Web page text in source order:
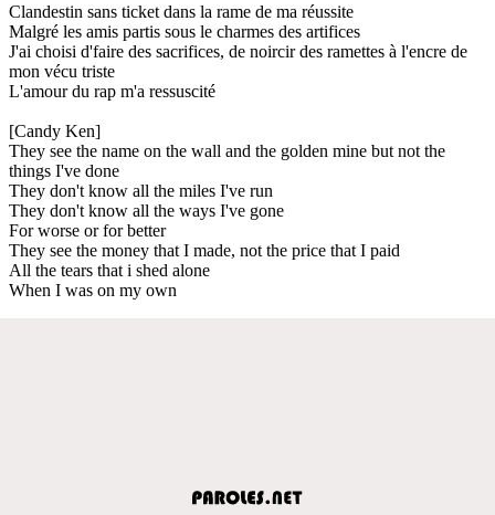
Clandestin sans ticket dans la rame de ma réussite
Malgré les amis partis sous le charmes des artifices
J'ai choisi d'faire des sacrifices, de noircir des ramettes à l'encre de
mon vécu triste
L'amour du rap m'a ressuscité
[Candy Ken]
They see the name on the wall and the golden mine but not the
things I've done
They don't know all the miles I've run
They don't know all the ways I've gone
For worse or for better
They see the money that I made, not the price that I paid
All the tears that i shed alone
When I was on my own